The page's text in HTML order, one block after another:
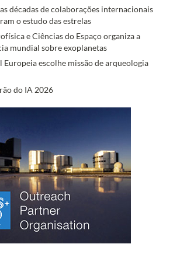
décadas de colaborações internacionais
o estudo das estrelas
e Ciências do Espaço organiza a
mundial sobre exoplanetas
Europeia escolhe missão de arqueologia
do IA 2026